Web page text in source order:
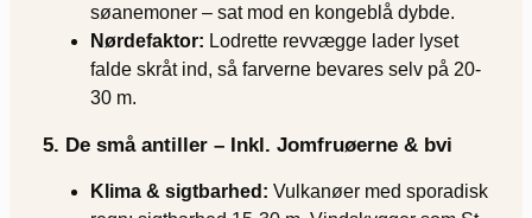
søanemoner – sat mod en kongeblå dybde.
Nørdefaktor: Lodrette revvægge lader lyset
falde skråt ind, så farverne bevares selv på 20-
30 m.
5. De små antiller – Inkl. Jomfruøerne & bvi
Klima & sigtbarhed: Vulkanøer med sporadisk